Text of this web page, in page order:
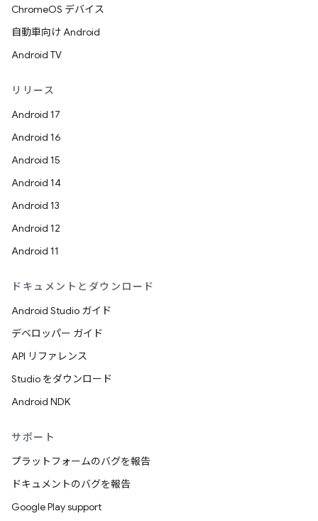
ChromeOS デバイス
自動車向け Android
Android TV
リリース
Android 17
Android 16
Android 15
Android 14
Android 13
Android 12
Android 11
ドキュメントとダウンロード
Android Studio ガイド
デベロッパー ガイド
API リファレンス
Studio をダウンロード
Android NDK
サポート
プラットフォームのバグを報告
ドキュメントのバグを報告
Google Play support